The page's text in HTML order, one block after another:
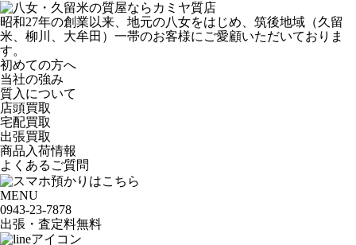
昭和27年の創業以来、地元の八女をはじめ、筑後地域（久留
米、柳川、大牟田）一帯のお客様にご愛顧いただいておりま
す。
初めての方へ
当社の強み
質入について
店頭買取
宅配買取
出張買取
商品入荷情報
よくあるご質問
MENU
0943-23-7878
出張・査定料無料